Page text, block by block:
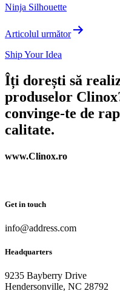
Ninja Silhouette
Articolul următor
Ship Your Idea
Îți dorești să
produselor
convinge-te de
calitate.
www.Clinox.ro
Get in touch
info@address.com
Headquarters
9235 Bayberry Drive
Hendersonville, NC 28792